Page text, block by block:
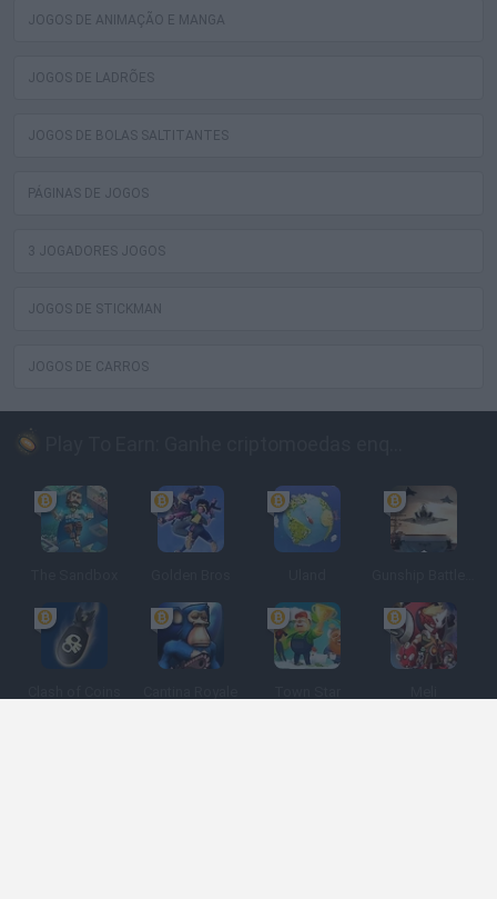
JOGOS DE ANIMAÇÃO E MANGA
JOGOS DE LADRÕES
JOGOS DE BOLAS SALTITANTES
PÁGINAS DE JOGOS
3 JOGADORES JOGOS
JOGOS DE STICKMAN
JOGOS DE CARROS